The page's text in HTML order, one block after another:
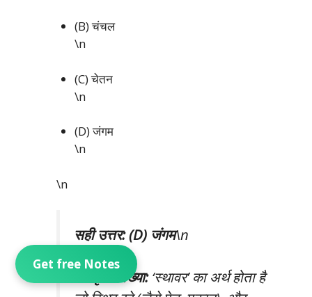
Get free Notes
(B) चंचल
\n
(C) चेतन
\n
(D) जंगम
\n
\n
सही उत्तर: (D) जंगम\n
विस्तृत व्याख्या:‘स्थावर’ का अर्थ होता है